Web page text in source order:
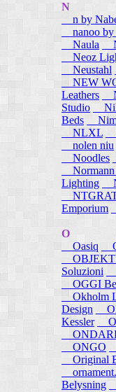
N
n by
nanoo by
Naula
Neoz
Neustahl
NEW
Leathers
Studio
Beds
NLXL
nolen niu
Noodles
Normann
Lighting
Emporium
O
Oasiq
Soluzioni
OGGI
Okholm
Design
Kessler
ONGO
Original
Belysning